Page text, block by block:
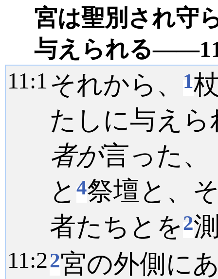
宮は聖別され守
与えられる
11:1 それから、 1
たしに与えら
者が言った、
と 4祭壇と、
者たちとを2
11:22宮の外側に